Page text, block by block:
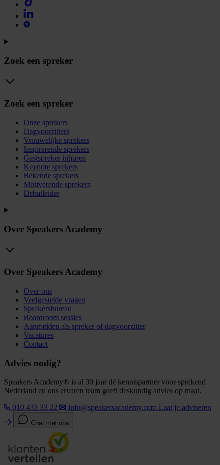
Zoek een spreker
Zoek een spreker
Onze sprekers
Dagvoorzitters
Vrouwelijke sprekers
Inspirerende sprekers
Gastspreker inhuren
Keynote sprekers
Bekende sprekers
Motiverende sprekers
Debatleider
Over Speakers Academy
Over Speakers Academy
Over ons
Veelgestelde vragen
Sprekersbureau
Boardroom sessies
Aanmelden als spreker of dagvoorzitter
Vacatures
Contact
Advies nodig?
Speakers Academy® is al 30 jaar dé kennispartner voor sprekend
Nederland en ons ervaren team geeft deskundig advies op maat.
010 433 33 22
info@speakersacademy.com Laat je adviseren
Chat met ons